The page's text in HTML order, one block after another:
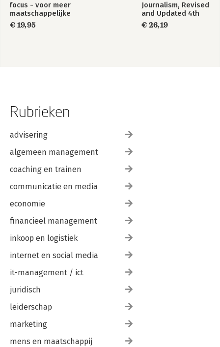
focus - voor meer
maatschappelijke
impact
€ 19,95
Journalism, Revised
and Updated 4th
Edition
€ 26,19
Rubrieken
advisering
algemeen management
coaching en trainen
communicatie en media
economie
financieel management
inkoop en logistiek
internet en social media
it-management / ict
juridisch
leiderschap
marketing
mens en maatschappij